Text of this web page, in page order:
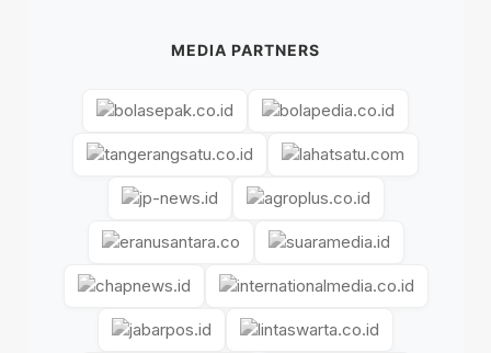
MEDIA PARTNERS